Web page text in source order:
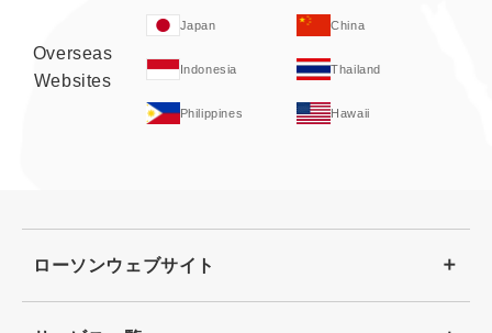
Overseas
Websites
Japan China
Indonesia Thailand
Philippines Hawaii
ローソンウェブサイト